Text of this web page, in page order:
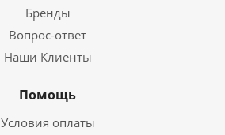
Бренды
Вопрос-ответ
Наши Клиенты
Помощь
Условия оплаты